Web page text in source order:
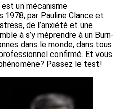
est un mécanisme
1978, par Pauline Clance et
de l’anxiété et une
à s’y méprendre à un Burn-
dans le monde, dans tous
confirmé. Et vous
Passez le test!